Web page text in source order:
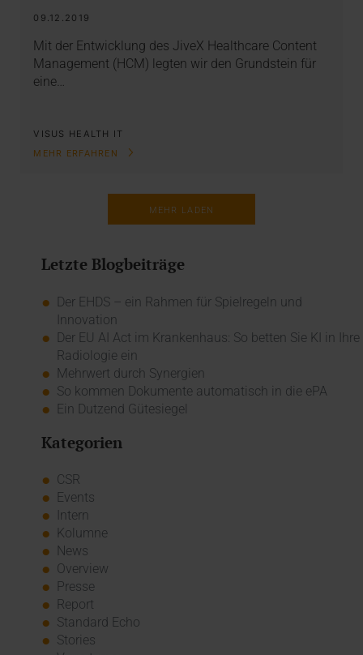
09.12.2019
Mit der Entwicklung des JiveX Healthcare Content
Management (HCM) legten wir den Grundstein für
eine…
VISUS HEALTH IT
MEHR ERFAHREN
MEHR LADEN
Letzte Blogbeiträge
Der EHDS – ein Rahmen für Spielregeln und
Innovation
Der EU AI Act im Krankenhaus: So betten Sie KI in Ihre
Radiologie ein
Mehrwert durch Synergien
So kommen Dokumente automatisch in die ePA
Ein Dutzend Gütesiegel
Kategorien
CSR
Events
Intern
Kolumne
News
Overview
Presse
Report
Standard Echo
Stories